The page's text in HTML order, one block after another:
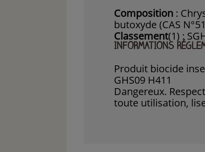
Composition :
butoxyde (CAS
Classement(1) :
INFORMATIONS
Produit biocide
GHS09 H411
Dangereux.
toute utilisation,